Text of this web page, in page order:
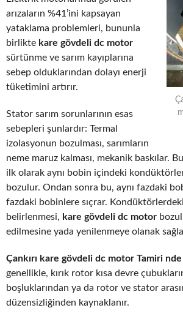
arızaların %41’ini kapsayan
yataklama problemleri, bununla
birlikte kare gövdeli dc motor
sürtünme ve sarım kayıplarına
sebep olduklarından dolayı enerji
tüketimini artırır.
Stator sarım sorunlarının esas
sebepleri şunlardır: Termal
izolasyonun bozulması, sarımların
neme maruz kalması, mekanik baskılar.
ilk olarak aynı bobin içindeki
bozulur. Ondan sonra bu, aynı fazdaki
fazdaki bobinlere sıçrar.
belirlenmesi, kare gövdeli dc motor
edilmesine yada yenilenmeye olanak
Çankırı kare gövdeli dc motor Tamiri nde
genellikle, kırık rotor kısa devre
boşluklarından ya da rotor ve stator
düzensizliğinden kaynaklanır.